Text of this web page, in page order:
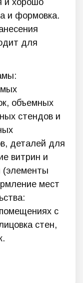
и хорошо
и формовка.
для
объемных
стендов и
деталей для
витрин и
(элементы
мест
с
стен,